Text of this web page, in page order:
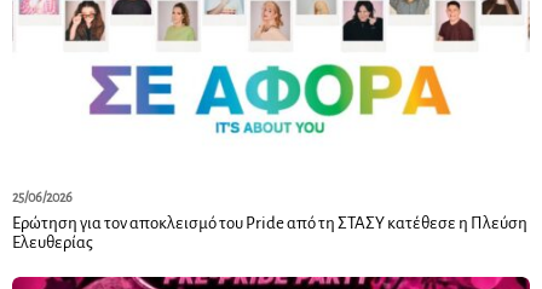
25/06/2026
Ερώτηση για τον αποκλεισμό του Pride από τη ΣΤΑΣΥ κατέθεσε η Πλεύση
Ελευθερίας